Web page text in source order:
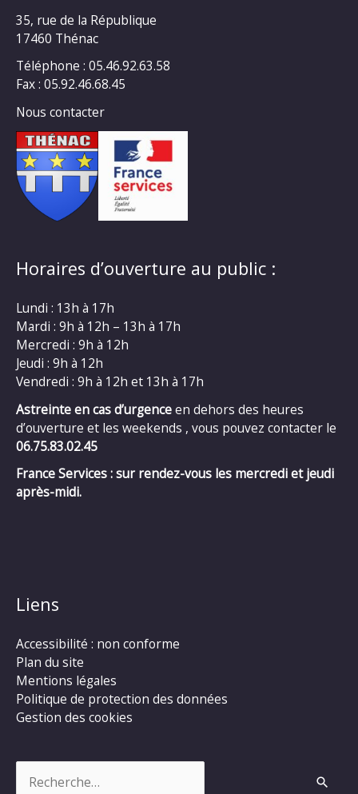
35, rue de la République
17460 Thénac
Téléphone : 05.46.92.63.58
Fax : 05.92.46.68.45
Nous contacter
Horaires d’ouverture au public :
Lundi : 13h à 17h
Mardi : 9h à 12h – 13h à 17h
Mercredi : 9h à 12h
Jeudi : 9h à 12h
Vendredi : 9h à 12h et 13h à 17h
Astreinte en cas d’urgenceen dehors des heures
d’ouverture et les weekends , vous pouvez contacter le
06.75.83.02.45
France Services : sur rendez-vous les mercredi et jeudi
après-midi.
Liens
Accessibilité : non conforme
Plan du site
Mentions légales
Politique de protection des données
Gestion des cookies